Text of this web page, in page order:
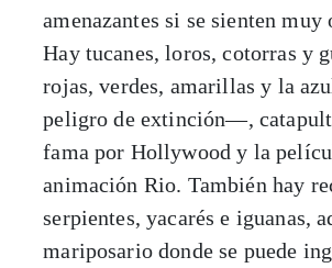
amenazantes si se sienten muy
Hay tucanes, loros, cotorras y
rojas, verdes, amarillas y la
peligro de extinción—,
fama por Hollywood y la
animación Rio. También hay
serpientes, yacarés e iguanas,
mariposario donde se puede